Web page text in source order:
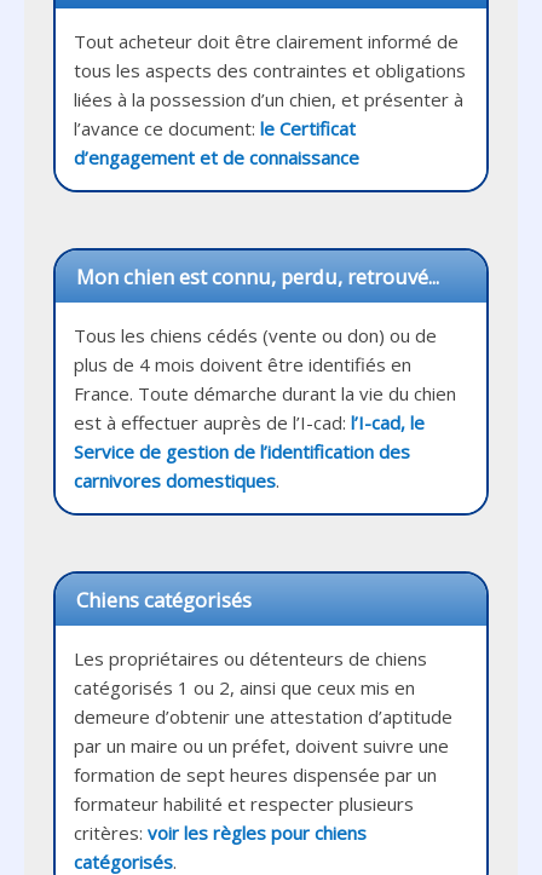
Tout acheteur doit être clairement informé de
tous les aspects des contraintes et obligations
liées à la possession d’un chien, et présenter à
l’avance ce document: le Certificat
d’engagement et de connaissance
Mon chien est connu, perdu, retrouvé...
Tous les chiens cédés (vente ou don) ou de
plus de 4 mois doivent être identifiés en
France. Toute démarche durant la vie du chien
est à effectuer auprès de l’I-cad: l’I-cad, le
Service de gestion de l’identification des
carnivores domestiques
Chiens catégorisés
Les propriétaires ou détenteurs de chiens
catégorisés 1 ou 2, ainsi que ceux mis en
demeure d’obtenir une attestation d’aptitude
par un maire ou un préfet, doivent suivre une
formation de sept heures dispensée par un
formateur habilité et respecter plusieurs
critères: voir les règles pour chiens
catégorisés